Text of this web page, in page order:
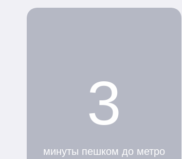
3
минуты пешком до метро